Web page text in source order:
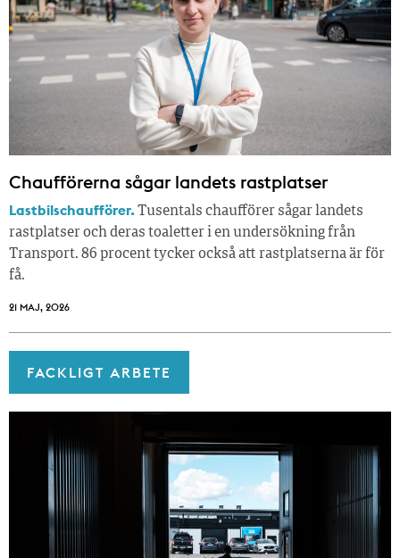
Chaufförerna sågar landets rastplatser
Lastbilschaufförer.Tusentals chaufförer sågar landets
rastplatser och deras toaletter i en undersökning från
Transport. 86 procent tycker också att rastplatserna är för
få.
21 MAJ, 2026
FACKLIGT ARBETE